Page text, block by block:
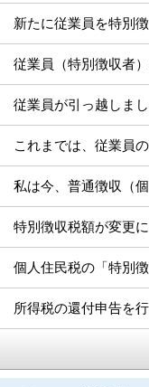
個人住民税の「特別